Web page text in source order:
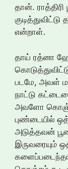
தான்.
என்றாள்.
தாய் ரத்னா
படமே, அவள்
நாட்டு
அவளோ
புண்டையில்
அடுத்தவன்
இருவரையும்